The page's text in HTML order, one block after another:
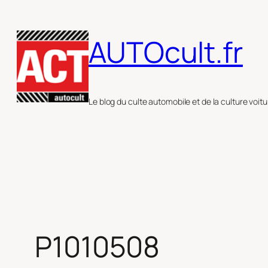
au
contenu
AUTOcult.fr
Le blog du culte automobile et de la culture
P1010508